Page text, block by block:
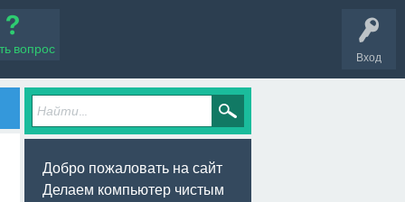
Вход
вопрос
Добро пожаловать на сайт
Делаем компьютер чистым